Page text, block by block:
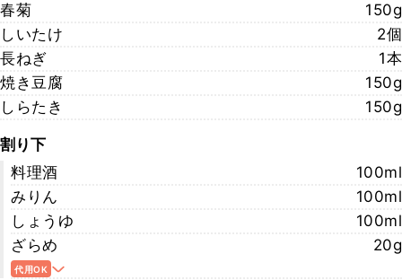
春菊
150g
しいたけ
2個
長ねぎ
1本
焼き豆腐
150g
しらたき
150g
割り下
料理酒
100ml
みりん
100ml
しょうゆ
100ml
ざらめ
20g
代用OK